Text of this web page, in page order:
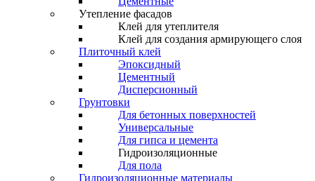
Утепление фасадов
Клей для утеплителя
Клей для создания армирующего слоя
Плиточный клей
Эпоксидный
Цементный
Дисперсионный
Грунтовки
Для бетонных поверхностей
Универсальные
Для гипса и цемента
Гидроизоляционные
Для пола
Гидроизоляционные материалы